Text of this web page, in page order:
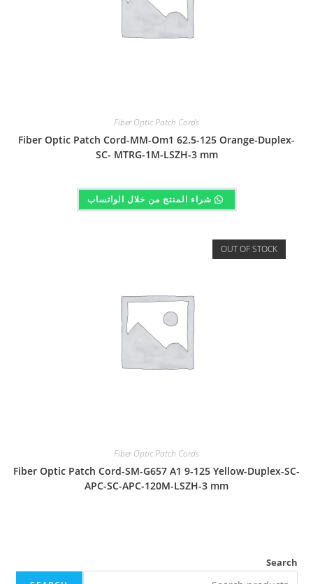
Fiber Optic Patch Cords
Fiber Optic Patch Cord-MM-Om1 62.5-125 Orange-Duplex-
SC- MTRG-1M-LSZH-3 mm
شراء المنتج من خلال الواتساب
OUT OF STOCK
Fiber Optic Patch Cords
Fiber Optic Patch Cord-SM-G657 A1 9-125 Yellow-Duplex-SC-
APC-SC-APC-120M-LSZH-3 mm
Search